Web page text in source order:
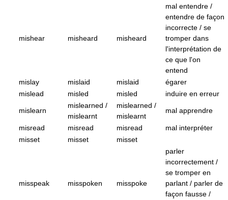
mishear misheard misheard
mal entendre /
entendre de façon
incorrecte / se
tromper dans
l'interprétation de
ce que l'on
entend
mislay
mislaid mislaid
égarer
mislead
misled misled induire en erreur
mislearn
mislearned /
mislearnt
mislearned /
mislearnt
mal apprendre
misread misread misread
mal interpréter
misset
misset misset
misspeak misspoken misspoke
parler
incorrectement /
se tromper en
parlant / parler de
façon fausse /